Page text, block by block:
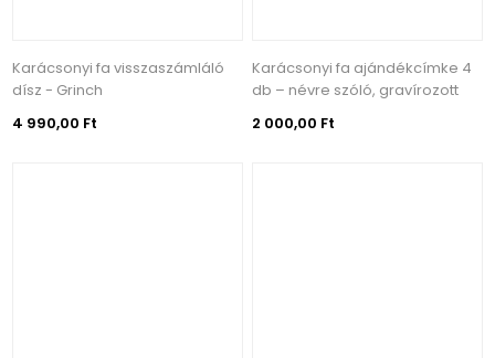
Karácsonyi fa visszaszámláló
dísz - Grinch
4 990,00 Ft
Karácsonyi fa ajándékcímke 4
db – névre szóló, gravírozott
2 000,00 Ft